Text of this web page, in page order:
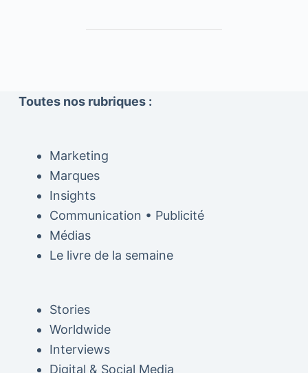
Toutes nos rubriques :
Marketing
Marques
Insights
Communication • Publicité
Médias
Le livre de la semaine
Stories
Worldwide
Interviews
Digital & Social Media